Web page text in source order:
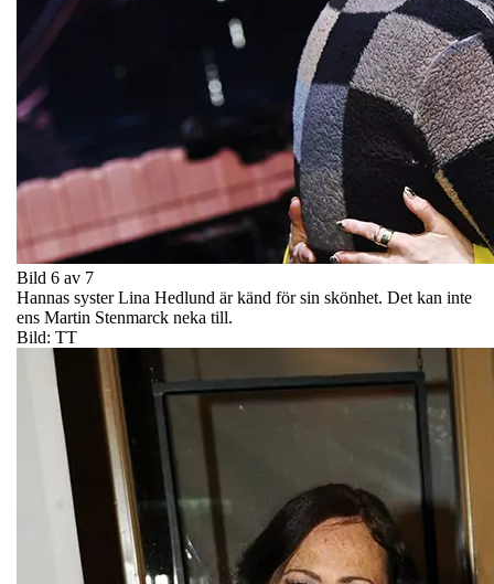
Bild 6 av 7
Hannas syster Lina Hedlund är känd för sin skönhet. Det kan inte
ens Martin Stenmarck neka till.
Bild: TT